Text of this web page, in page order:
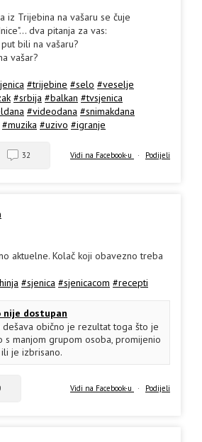
iz Trijebina na vašaru se čuje
dva pitanja za vas:
bili na vašaru?
vašar?
#trijebine #selo #veselje
#srbija #balkan #tvsjenica
#videodana #snimakdana
#muzika #uzivo #igranje
Vidi na Facebook-u · Podijeli
32
aktuelne. Kolač koji obavezno treba
#sjenica #sjenicacom #recepti
nije dostupan
obično je rezultat toga što je
manjom grupom osoba, promijenio
je izbrisano.
Vidi na Facebook-u · Podijeli